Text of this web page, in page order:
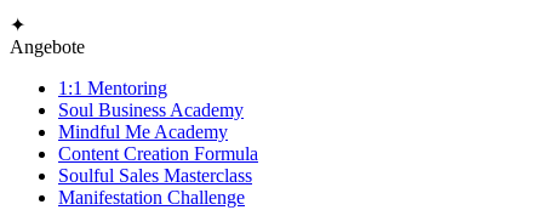
✦
Angebote
1:1 Mentoring
Soul Business Academy
Mindful Me Academy
Content Creation Formula
Soulful Sales Masterclass
Manifestation Challenge